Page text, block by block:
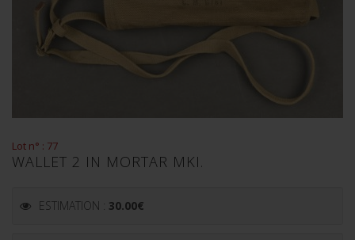
Lot n° : 77
WALLET 2 IN MORTAR MKI.
ESTIMATION : 30.00€